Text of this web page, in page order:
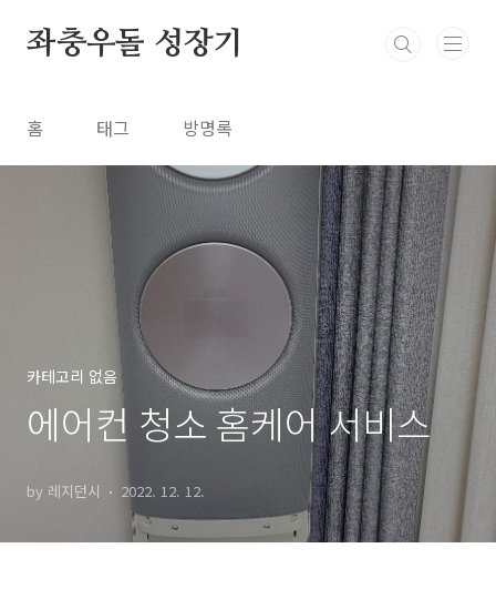
좌충우돌 성장기
홈 태그 방명록
카테고리 없음
에어컨 청소 홈케어 서비스
by 레지던시 2022. 12. 12.